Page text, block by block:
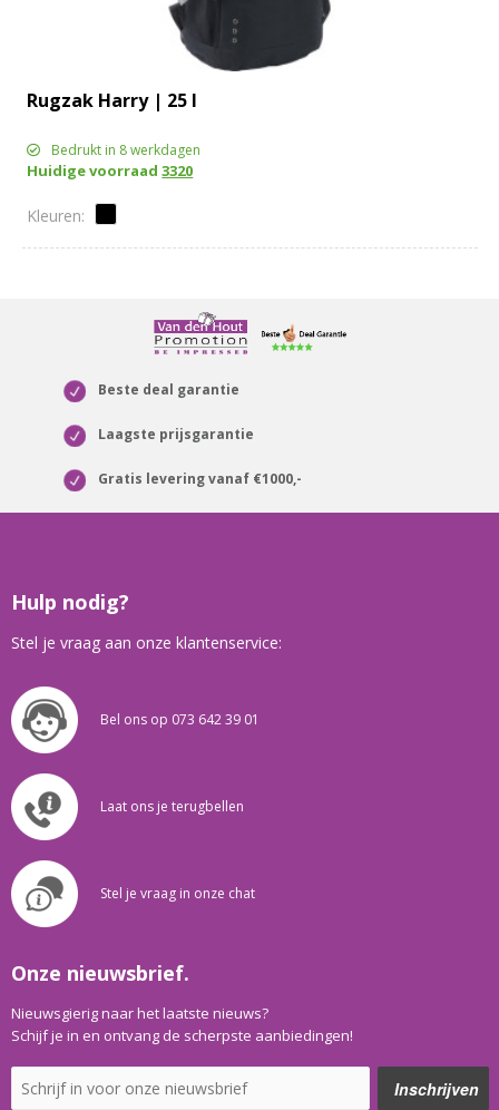
Rugzak Harry | 25 l
Bedrukt in 8 werkdagen
Huidige voorraad3320
Beste deal garantie
Laagste prijsgarantie
Gratis levering vanaf €1000,-
Hulp nodig?
Stel je vraag aan onze klantenservice:
Bel ons op 073 642 39 01
Laat ons je terugbellen
Stel je vraag in onze chat
Onze nieuwsbrief.
Nieuwsgierig naar het laatste nieuws?
Schijf je in en ontvang de scherpste aanbiedingen!